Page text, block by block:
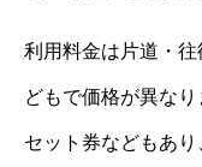
利用料金は片道・
どもで価格が異な
セット券などもあ